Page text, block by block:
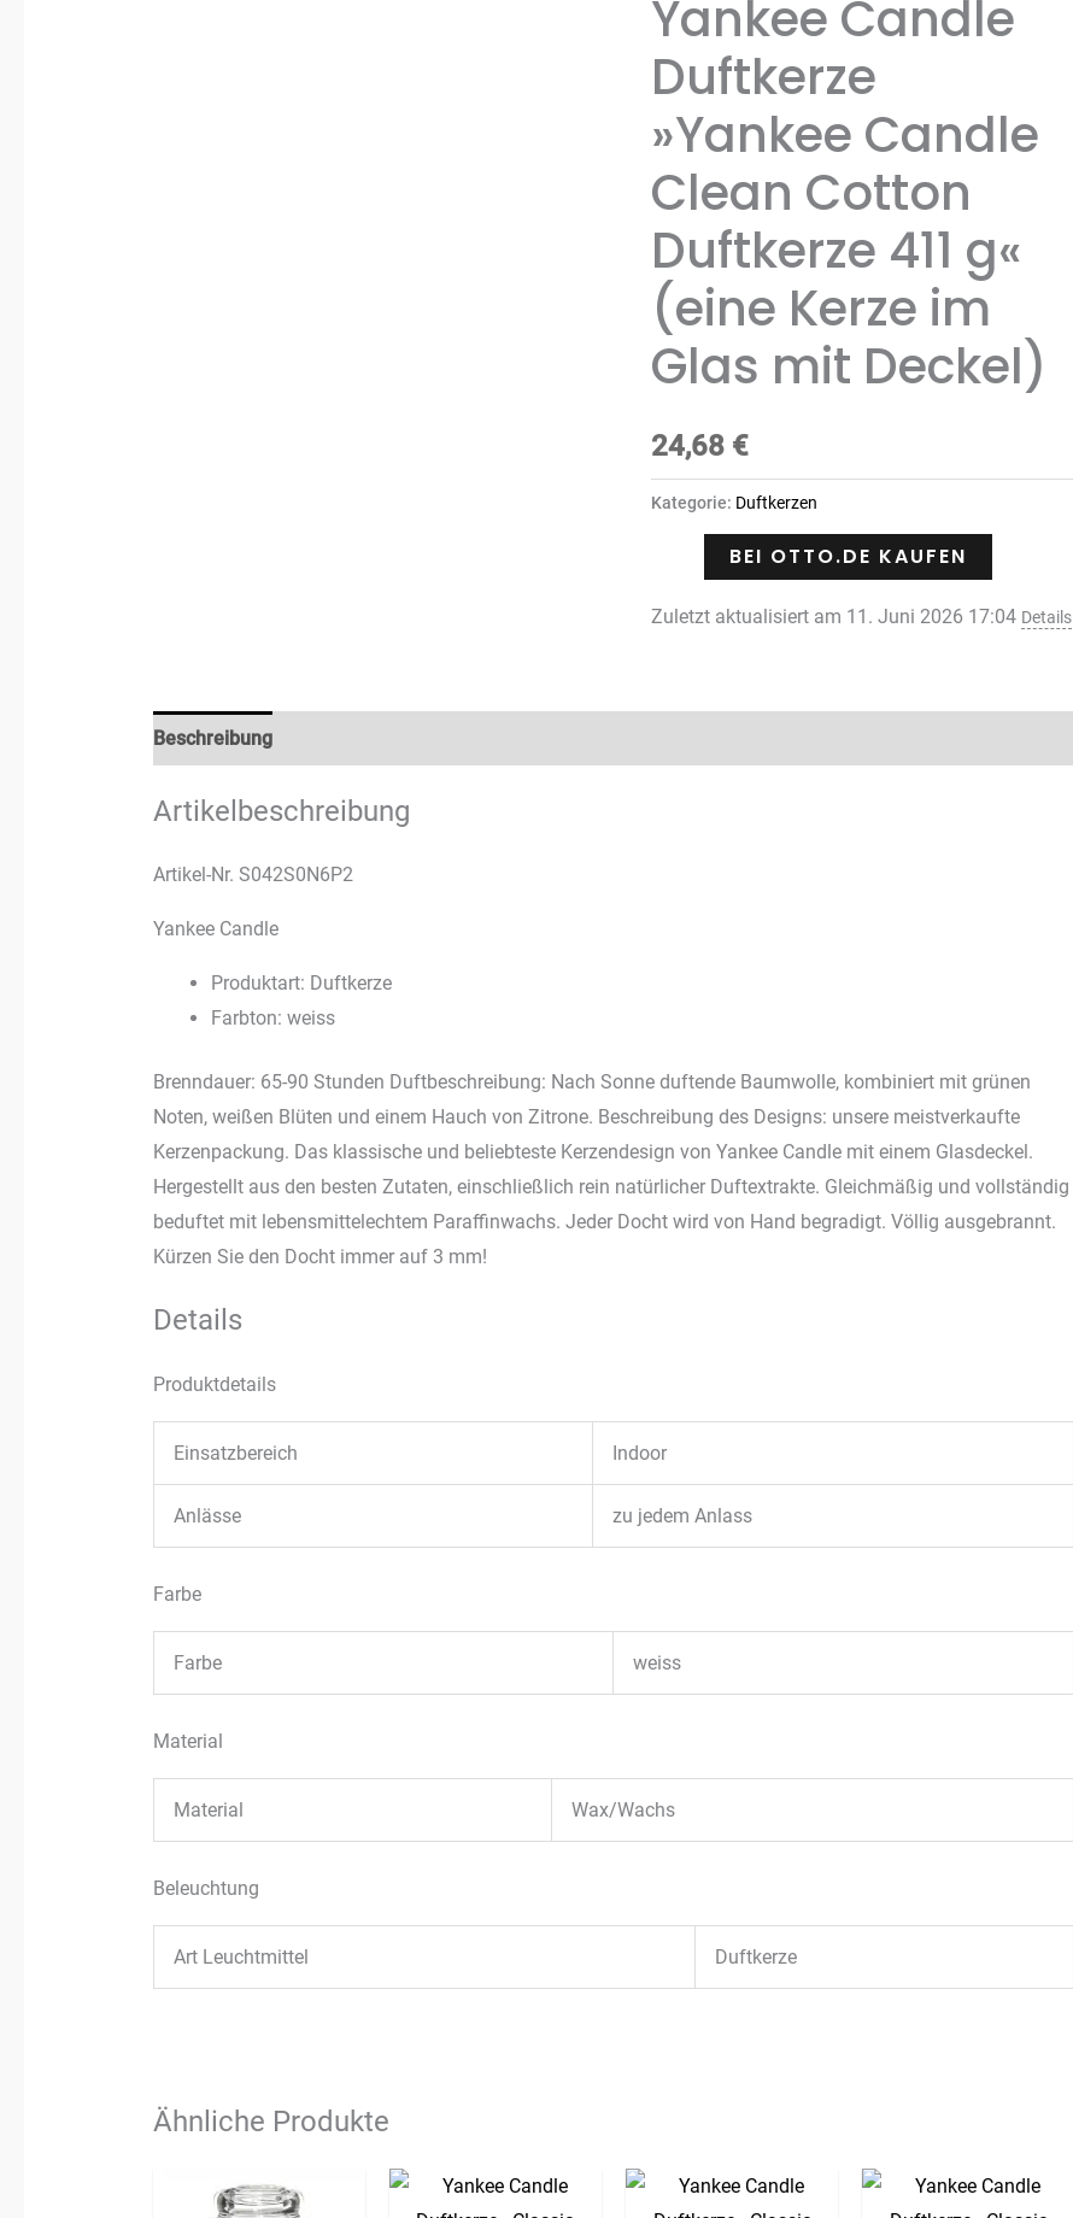
Yankee Candle
Duftkerze
»Yankee Candle
Clean Cotton
Duftkerze 411 g«
(eine Kerze im
Glas mit Deckel)
24,68 €
Kategorie: Duftkerzen
BEI OTTO.DE KAUFEN
Zuletzt aktualisiert am 11. Juni 2026 17:04 Details
Beschreibung
Artikelbeschreibung
Artikel-Nr. S042S0N6P2
Yankee Candle
Produktart: Duftkerze
Farbton: weiss
Brenndauer: 65-90 Stunden Duftbeschreibung: Nach Sonne duftende Baumwolle, kombiniert mit grünen
Noten, weißen Blüten und einem Hauch von Zitrone. Beschreibung des Designs: unsere meistverkaufte
Kerzenpackung. Das klassische und beliebteste Kerzendesign von Yankee Candle mit einem Glasdeckel.
Hergestellt aus den besten Zutaten, einschließlich rein natürlicher Duftextrakte. Gleichmäßig und vollständig
beduftet mit lebensmittelechtem Paraffinwachs. Jeder Docht wird von Hand begradigt. Völlig ausgebrannt.
Kürzen Sie den Docht immer auf 3 mm!
Details
Produktdetails
Einsatzbereich Indoor
Anlässe zu jedem Anlass
Farbe
Farbe weiss
Material
Material Wax/Wachs
Beleuchtung
Art Leuchtmittel Duftkerze
Ähnliche Produkte